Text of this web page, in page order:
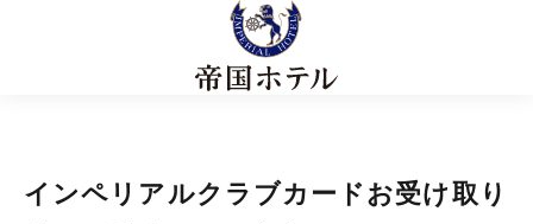
インペリアルクラブカードお受け取り